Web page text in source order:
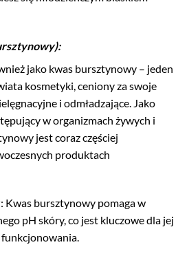
:
jako kwas bursztynowy – jeden
kosmetyki, ceniony za swoje
i odmładzające. Jako
w organizmach żywych i
jest coraz częściej
produktach
: Kwas bursztynowy pomaga w
pH skóry, co jest kluczowe dla jej